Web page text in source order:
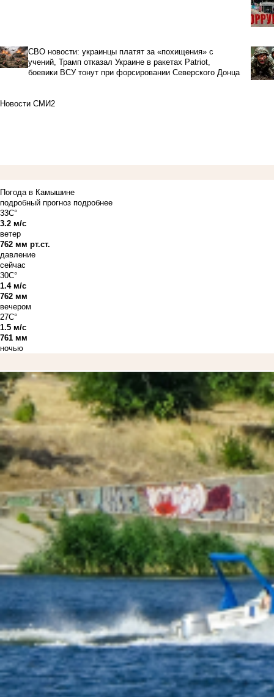
СВО новости: украинцы платят за «похищения» с
учений, Трамп отказал Украине в ракетах Patriot,
боевики ВСУ тонут при форсировании Северского Донца
Новости СМИ2
Погода в Камышине
подробный прогноз подробнее
33C°
3.2 м/с
ветер
762 мм рт.ст.
давление
сейчас
30C°
1.4 м/с
762 мм
вечером
27C°
1.5 м/с
761 мм
ночью